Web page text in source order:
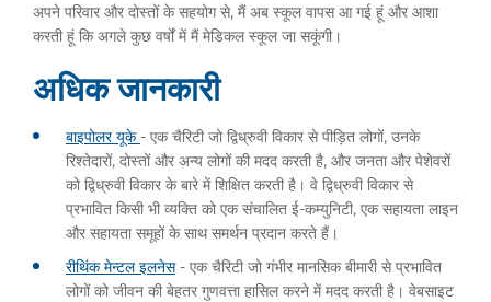
अपने परिवार और दोस्तों के सहयोग से, मैं अब स्कूल वापस आ गई हूं और आशा
करती हूं कि अगले कुछ वर्षों में मैं मेडिकल स्कूल जा सकूंगी।
अधिक जानकारी
बाइपोलर यूके - एक चैरिटी जो द्विध्रुवी विकार से पीड़ित लोगों, उनके
रिश्तेदारों, दोस्तों और अन्य लोगों की मदद करती है, और जनता और पेशेवरों
को द्विध्रुवी विकार के बारे में शिक्षित करती है। वे द्विध्रुवी विकार से
प्रभावित किसी भी व्यक्ति को एक संचालित ई-कम्युनिटी, एक सहायता लाइन
और सहायता समूहों के साथ समर्थन प्रदान करते हैं।
रीथिंक मेन्टल इलनेस- एक चैरिटी जो गंभीर मानसिक बीमारी से प्रभावित
लोगों को जीवन की बेहतर गुणवत्ता हासिल करने में मदद करती है। वेबसाइट